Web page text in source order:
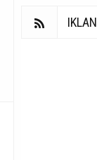
IKLAN